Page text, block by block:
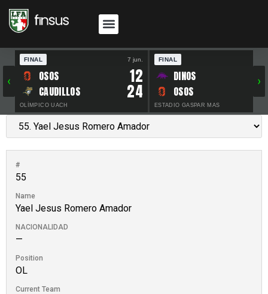
‹
FINAL 7 jun.
OSOS 12
CAUDILLOS 24
OLÍMPICO UACH
FINAL
DINOS
OSOS
ESTADIO GASPAR MAS
›
#
55
Name
Yael Jesus Romero Amador
NACIONALIDAD
—
Position
OL
Current Team